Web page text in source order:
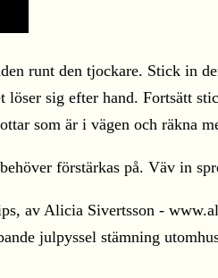
runt den tjockare. Stick in
sig efter hand. Fortsätt
som är i vägen och räkna
förstärkas på. Väv in